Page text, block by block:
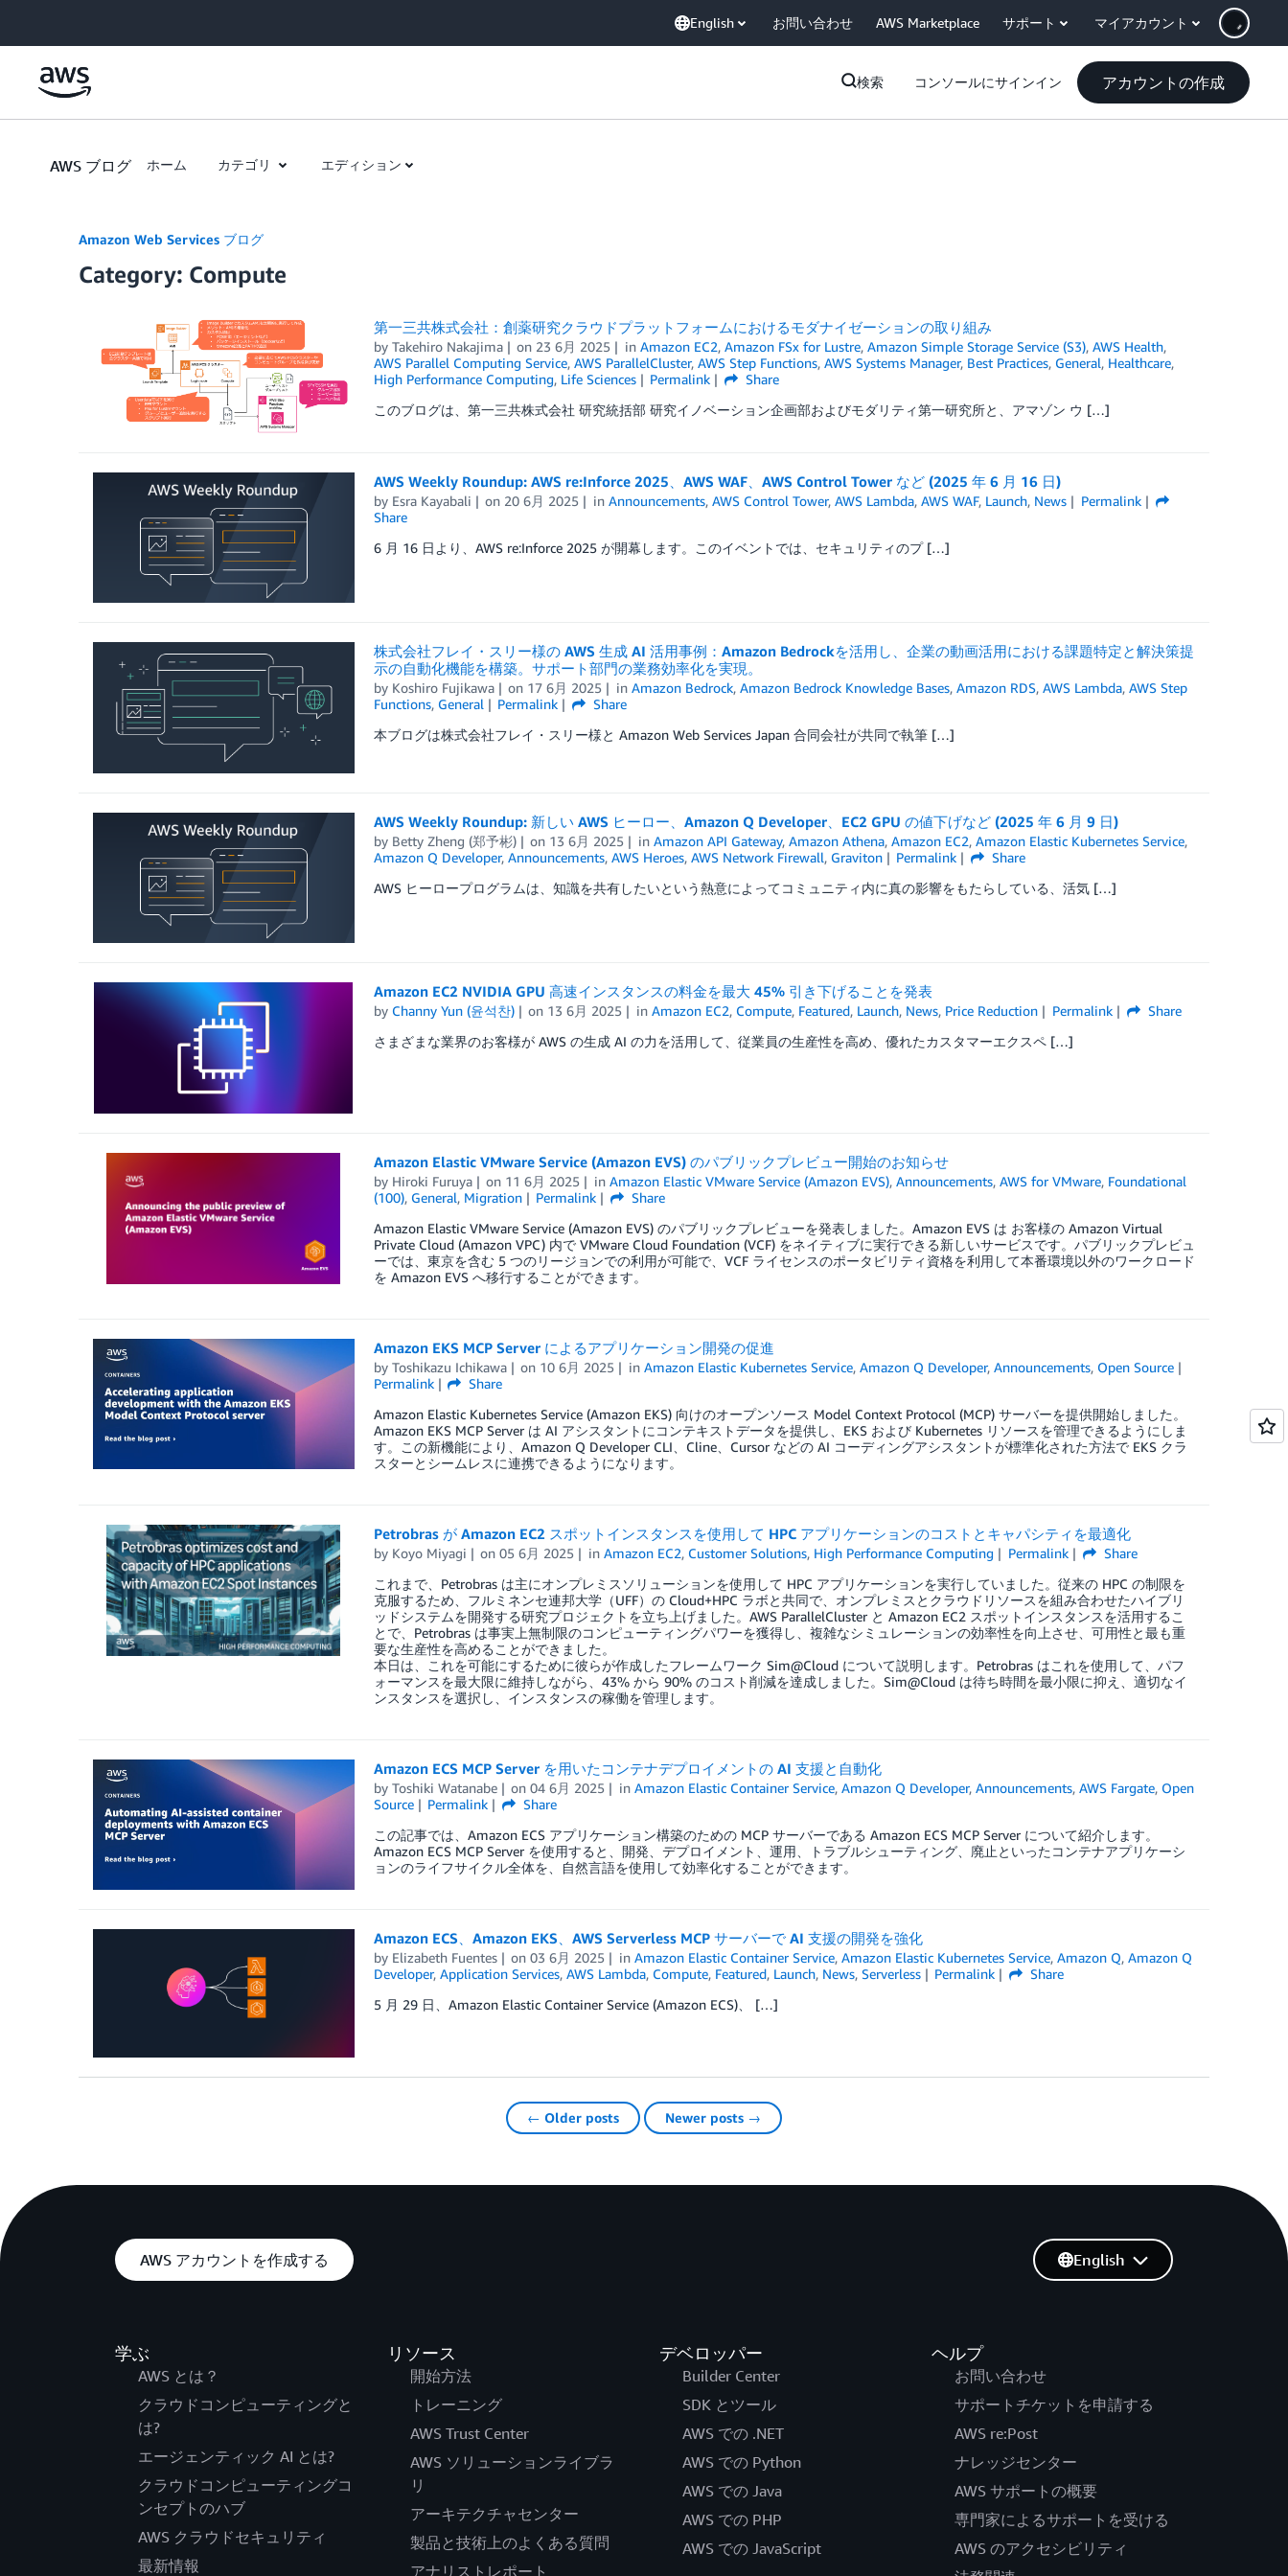
English お問い合わせ AWS Marketplace サポート マイアカウント
検索 コンソールにサインイン アカウントの作成
AWS ブログ ホーム カテゴリ エディション
Amazon Web Services ブログ
Category: Compute
第一三共株式会社：創薬研究クラウドプラットフォームにおけるモダナイゼーションの取り組み
by Takehiro Nakajima on 23 6月 2025 inAmazon EC2,Amazon FSx for Lustre,Amazon Simple Storage Service (S3),AWS Health,
AWS Parallel Computing Service, AWS ParallelCluster, AWS Step Functions, AWS Systems Manager, Best Practices, General, Healthcare,
High Performance Computing, Life Sciences Permalink
Share
このブログは、第一三共株式会社 研究統括部 研究イノベーション企画部およびモダリティ第一研究所と、アマゾン ウ […]
AWS Weekly Roundup: AWS re:Inforce 2025、AWS WAF、AWS Control Tower など (2025 年 6 月 16 日)
by Esra Kayabali on 20 6月 2025 inAnnouncements,AWS Control Tower,AWS Lambda,AWS WAF, Launch, News
Permalink
Share
6 月 16 日より、AWS re:Inforce 2025 が開幕します。このイベントでは、セキュリティのプ […]
株式会社フレイ・スリー様の AWS 生成 AI 活用事例：Amazon Bedrockを活用し、企業の動画活用における課題特定と解決策提
示の自動化機能を構築。サポート部門の業務効率化を実現。
by Koshiro Fujikawa on 17 6月 2025 inAmazon Bedrock,Amazon Bedrock Knowledge Bases,Amazon RDS,AWS Lambda,AWS Step
Functions, General Permalink
Share
本ブログは株式会社フレイ・スリー様と Amazon Web Services Japan 合同会社が共同で執筆 […]
AWS Weekly Roundup: 新しい AWS ヒーロー、Amazon Q Developer、EC2 GPU の値下げなど (2025 年 6 月 9 日)
by Betty Zheng (郑予彬) on 13 6月 2025 inAmazon API Gateway,Amazon Athena,Amazon EC2,Amazon Elastic Kubernetes Service,
Amazon Q Developer, Announcements, AWS Heroes, AWS Network Firewall, Graviton Permalink
Share
AWS ヒーロープログラムは、知識を共有したいという熱意によってコミュニティ内に真の影響をもたらしている、活気 […]
Amazon EC2 NVIDIA GPU 高速インスタンスの料金を最大 45% 引き下げることを発表
by Channy Yun (윤석찬) on 13 6月 2025 inAmazon EC2, Compute, Featured, Launch, News, Price Reduction Permalink
Share
さまざまな業界のお客様が AWS の生成 AI の力を活用して、従業員の生産性を高め、優れたカスタマーエクスペ […]
Amazon Elastic VMware Service (Amazon EVS) のパブリックプレビュー開始のお知らせ
by Hiroki Furuya on 11 6月 2025 inAmazon Elastic VMware Service (Amazon EVS),Announcements,AWS for VMware, Foundational
(100), General, Migration Permalink
Share
Amazon Elastic VMware Service (Amazon EVS) のパブリックプレビューを発表しました。Amazon EVS は お客様の Amazon Virtual
Private Cloud (Amazon VPC) 内で VMware Cloud Foundation (VCF) をネイティブに実行できる新しいサービスです。パブリックプレビュ
ーでは、東京を含む 5 つのリージョンでの利用が可能で、VCF ライセンスのポータビリティ資格を利用して本番環境以外のワークロード
を Amazon EVS へ移行することができます。
Amazon EKS MCP Server によるアプリケーション開発の促進
by Toshikazu Ichikawa on 10 6月 2025 inAmazon Elastic Kubernetes Service,Amazon Q Developer,Announcements, Open Source
Permalink
Share
Amazon Elastic Kubernetes Service (Amazon EKS) 向けのオープンソース Model Context Protocol (MCP) サーバーを提供開始しました。
Amazon EKS MCP Server は AI アシスタントにコンテキストデータを提供し、EKS および Kubernetes リソースを管理できるようにしま
す。この新機能により、Amazon Q Developer CLI、Cline、Cursor などの AI コーディングアシスタントが標準化された方法で EKS クラ
スターとシームレスに連携できるようになります。
Petrobras が Amazon EC2 スポットインスタンスを使用して HPC アプリケーションのコストとキャパシティを最適化
by Koyo Miyagi on05 6月 2025 inAmazon EC2, Customer Solutions, High Performance Computing Permalink
Share
これまで、Petrobras は主にオンプレミスソリューションを使用して HPC アプリケーションを実行していました。従来の HPC の制限を
克服するため、フルミネンセ連邦大学（UFF）の Cloud+HPC ラボと共同で、オンプレミスとクラウドリソースを組み合わせたハイブリ
ッドシステムを開発する研究プロジェクトを立ち上げました。AWS ParallelCluster と Amazon EC2 スポットインスタンスを活用するこ
とで、Petrobras は事実上無制限のコンピューティングパワーを獲得し、複雑なシミュレーションの効率性を向上させ、可用性と最も重
要な生産性を高めることができました。
本日は、これを可能にするために彼らが作成したフレームワーク Sim@Cloud について説明します。Petrobras はこれを使用して、パフ
ォーマンスを最大限に維持しながら、43% から 90% のコスト削減を達成しました。Sim@Cloud は待ち時間を最小限に抑え、適切なイ
ンスタンスを選択し、インスタンスの稼働を管理します。
Amazon ECS MCP Server を用いたコンテナデプロイメントの AI 支援と自動化
by Toshiki Watanabe on04 6月 2025 inAmazon Elastic Container Service,Amazon Q Developer,Announcements,AWS Fargate, Open
Source
Permalink
Share
この記事では、Amazon ECS アプリケーション構築のための MCP サーバーである Amazon ECS MCP Server について紹介します。
Amazon ECS MCP Server を使用すると、開発、デプロイメント、運用、トラブルシューティング、廃止といったコンテナアプリケーシ
ョンのライフサイクル全体を、自然言語を使用して効率化することができます。
Amazon ECS、Amazon EKS、AWS Serverless MCP サーバーで AI 支援の開発を強化
by Elizabeth Fuentes on03 6月 2025 inAmazon Elastic Container Service,Amazon Elastic Kubernetes Service,Amazon Q,Amazon Q
Developer, Application Services, AWS Lambda, Compute, Featured, Launch, News, Serverless Permalink
Share
5 月 29 日、Amazon Elastic Container Service (Amazon ECS)、 […]
← Older posts Newer posts →
AWS アカウントを作成する
学ぶ
AWS とは？
クラウドコンピューティングと
は?
エージェンティック AI とは?
クラウドコンピューティングコ
ンセプトのハブ
AWS クラウドセキュリティ
最新情報
リソース
開始方法
トレーニング
AWS Trust Center
AWS ソリューションライブラ
リ
アーキテクチャセンター
製品と技術上のよくある質問
アナリストレポート
デベロッパー
Builder Center
SDK とツール
AWS での .NET
AWS での Python
AWS での Java
AWS での PHP
AWS での JavaScript
ヘルプ
お問い合わせ
サポートチケットを申請する
AWS re:Post
ナレッジセンター
AWS サポートの概要
専門家によるサポートを受ける
AWS のアクセシビリティ
English